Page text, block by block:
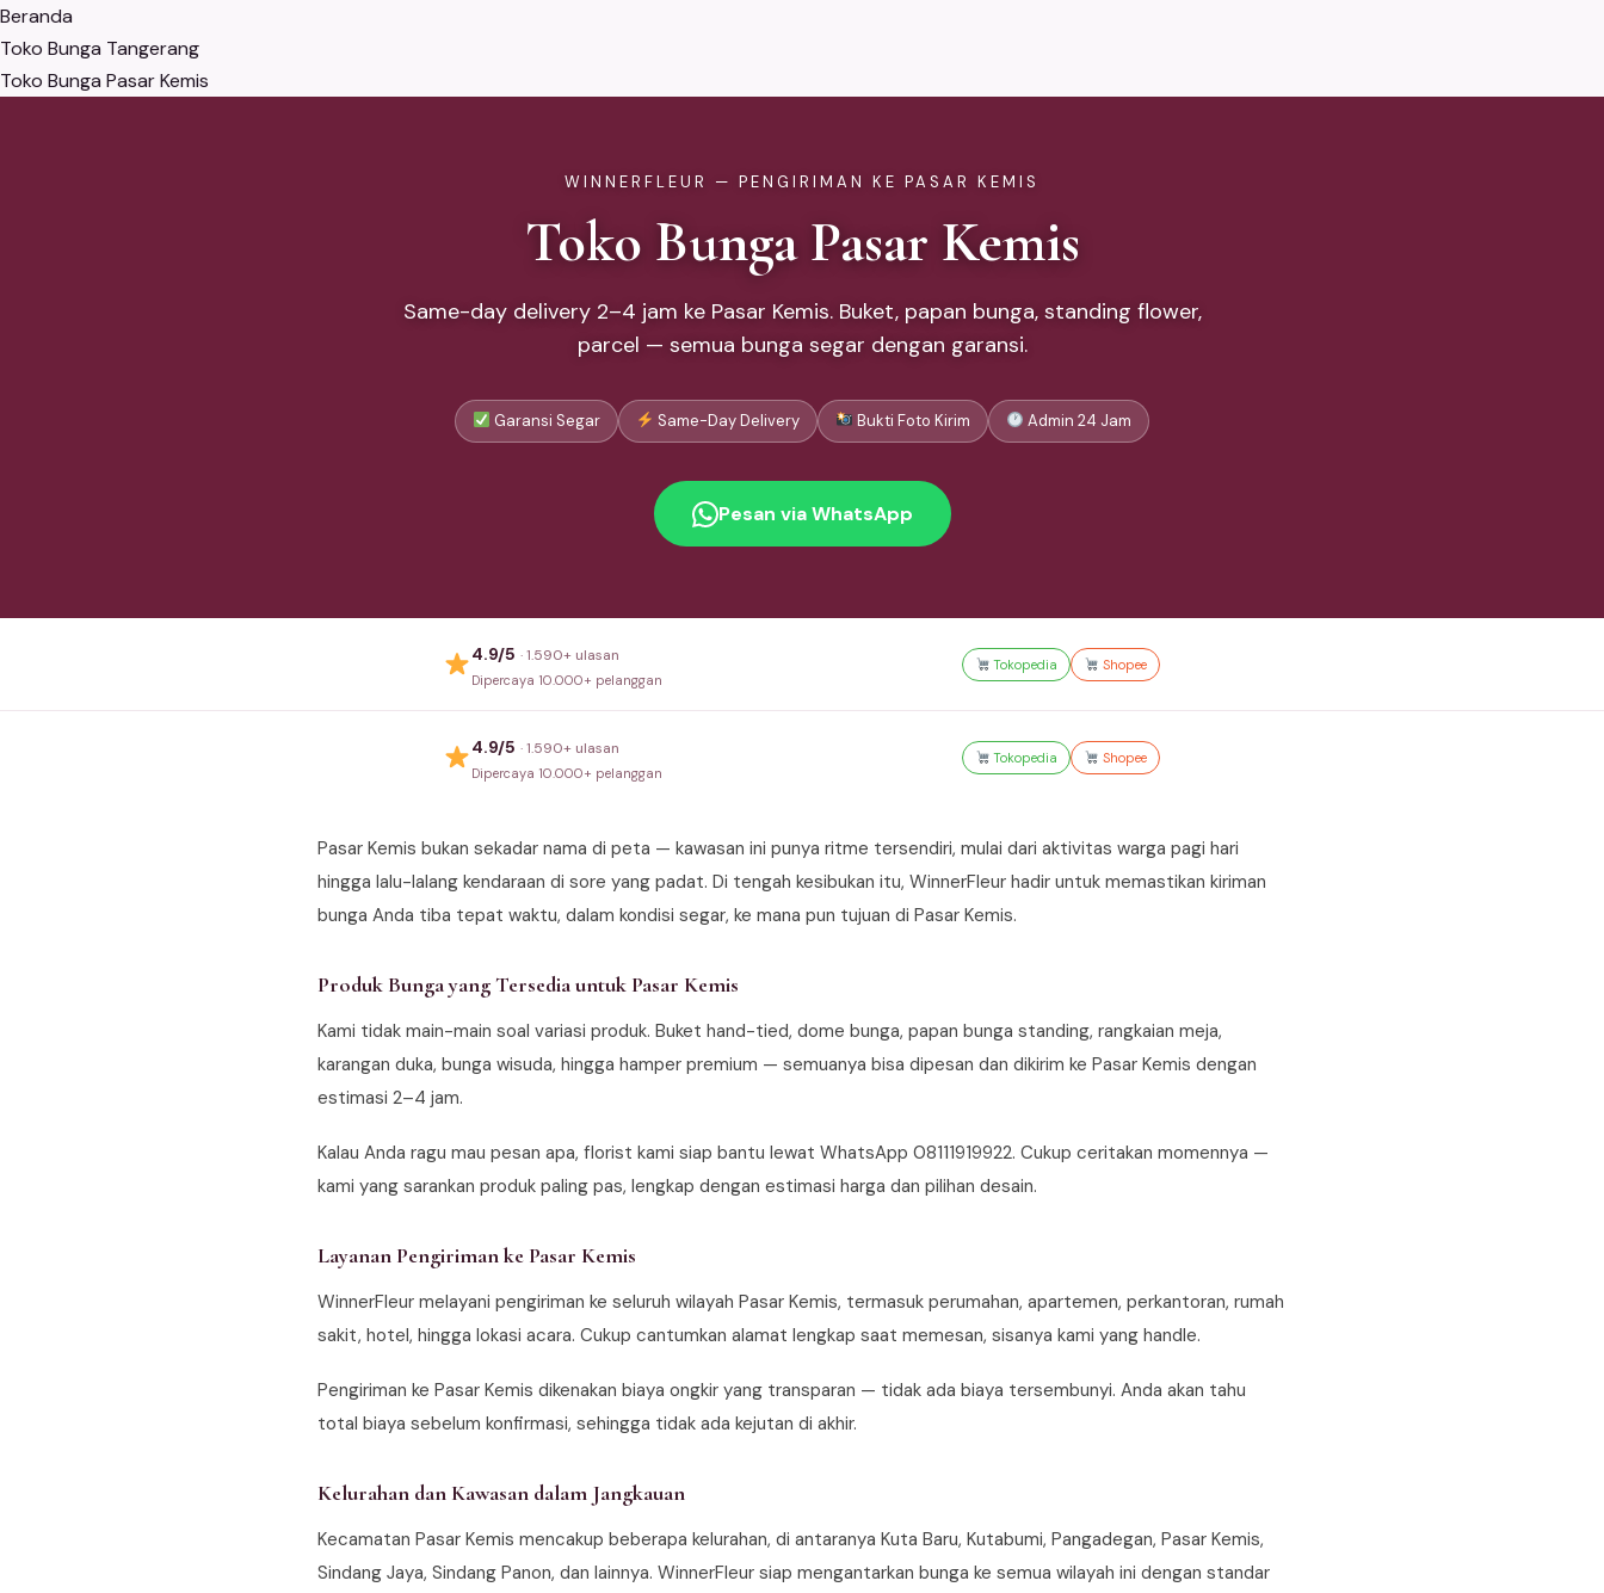
Beranda
Toko Bunga Tangerang
Toko Bunga Pasar Kemis
WINNERFLEUR — PENGIRIMAN KE PASAR KEMIS
Toko Bunga Pasar Kemis
Same-day delivery 2–4 jam ke Pasar Kemis. Buket, papan bunga, standing flower,
parcel — semua bunga segar dengan garansi.
Garansi Segar Same-Day Delivery Bukti Foto Kirim Admin 24 Jam
Pesan via WhatsApp
4.9/5 · 1.590+ ulasan
Dipercaya 10.000+ pelanggan
Tokopedia Shopee
4.9/5 · 1.590+ ulasan
Dipercaya 10.000+ pelanggan
Tokopedia Shopee
Pasar Kemis bukan sekadar nama di peta — kawasan ini punya ritme tersendiri, mulai dari aktivitas warga pagi hari
hingga lalu-lalang kendaraan di sore yang padat. Di tengah kesibukan itu, WinnerFleur hadir untuk memastikan kiriman
bunga Anda tiba tepat waktu, dalam kondisi segar, ke mana pun tujuan di Pasar Kemis.
Produk Bunga yang Tersedia untuk Pasar Kemis
Kami tidak main-main soal variasi produk. Buket hand-tied, dome bunga, papan bunga standing, rangkaian meja,
karangan duka, bunga wisuda, hingga hamper premium — semuanya bisa dipesan dan dikirim ke Pasar Kemis dengan
estimasi 2–4 jam.
Kalau Anda ragu mau pesan apa, florist kami siap bantu lewat WhatsApp 08111919922. Cukup ceritakan momennya —
kami yang sarankan produk paling pas, lengkap dengan estimasi harga dan pilihan desain.
Layanan Pengiriman ke Pasar Kemis
WinnerFleur melayani pengiriman ke seluruh wilayah Pasar Kemis, termasuk perumahan, apartemen, perkantoran, rumah
sakit, hotel, hingga lokasi acara. Cukup cantumkan alamat lengkap saat memesan, sisanya kami yang handle.
Pengiriman ke Pasar Kemis dikenakan biaya ongkir yang transparan — tidak ada biaya tersembunyi. Anda akan tahu
total biaya sebelum konfirmasi, sehingga tidak ada kejutan di akhir.
Kelurahan dan Kawasan dalam Jangkauan
Kecamatan Pasar Kemis mencakup beberapa kelurahan, di antaranya Kuta Baru, Kutabumi, Pangadegan, Pasar Kemis,
Sindang Jaya, Sindang Panon, dan lainnya. WinnerFleur siap mengantarkan bunga ke semua wilayah ini dengan standar